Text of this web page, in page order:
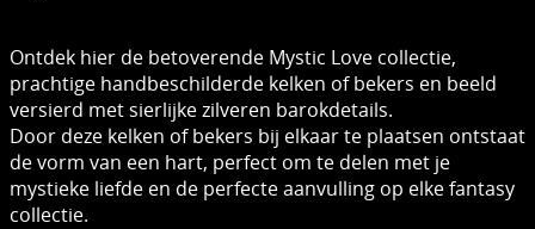
Ontdek hier de betoverende Mystic Love collectie,
prachtige handbeschilderde kelken of bekers en beeld
versierd met sierlijke zilveren barokdetails.
Door deze kelken of bekers bij elkaar te plaatsen ontstaat
de vorm van een hart, perfect om te delen met je
mystieke liefde en de perfecte aanvulling op elke fantasy
collectie.